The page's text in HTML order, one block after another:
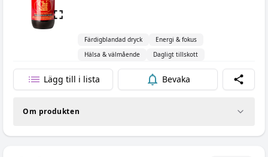
Färdigblandad dryck
Energi & fokus
Hälsa & välmående
Dagligt tillskott
Lägg till i lista Bevaka Dela
Om produkten